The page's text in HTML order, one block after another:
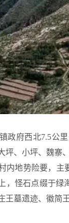
政府西北7.5公
坪、小坪、魏寨
内地势险要，主
，怪石点缀于绿
王墓遗迹、徽简